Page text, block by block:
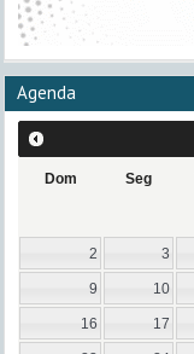
Agenda
Dom Seg
2 3
9 10
16 17